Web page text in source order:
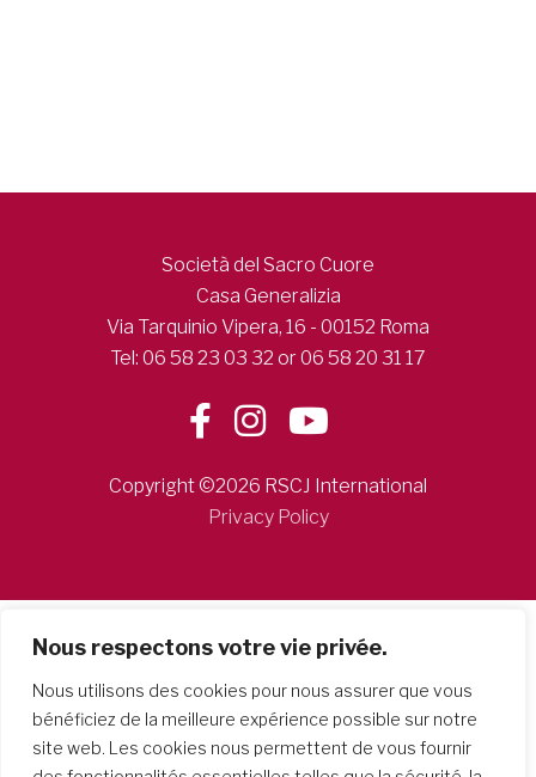
Nous respectons votre vie privée.
Nous utilisons des cookies pour nous assurer que vous
bénéficiez de la meilleure expérience possible sur notre
site web. Les cookies nous permettent de vous fournir
Società del Sacro Cuore
Casa Generalizia
Via Tarquinio Vipera, 16 - 00152 Roma
Tel: 06 58 23 03 32 or 06 58 20 31 17
Copyright ©2026 RSCJ International
Privacy Policy